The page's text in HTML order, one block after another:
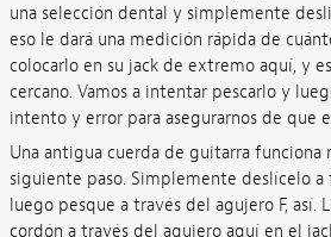
una selección dental y simplemente
eso le dará una medición rápida de
colocarlo en su jack de extremo aquí, y
cercano. Vamos a intentar pescarlo y
intento y error para asegurarnos de que
Una antigua cuerda de guitarra funciona
siguiente paso. Simplemente deslícelo
luego pesque a través del agujero F, así.
cordón a través del agujero aquí en el